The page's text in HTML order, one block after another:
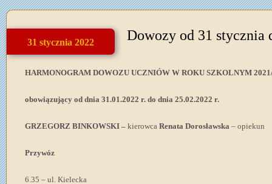
31 stycznia 2022 Dowozy od 31 stycznia
HARMONOGRAM DOWOZU UCZNIÓW W ROKU SZKOLNYM
obowiązujący od dnia 31.01.2022 r. do dnia 25.02.2022 r.
GRZEGORZ BINKOWSKI – kierowca Renata Dorosławska – opiekun
Przywóz
6.35 – ul. Kielecka